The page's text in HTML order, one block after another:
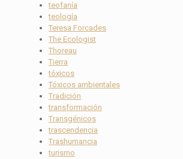
teofanía
teología
Teresa Forcades
The Ecologist
Thoreau
Tierra
tóxicos
Tóxicos ambientales
Tradición
transformación
Transgénicos
trascendencia
Trashumancia
turismo